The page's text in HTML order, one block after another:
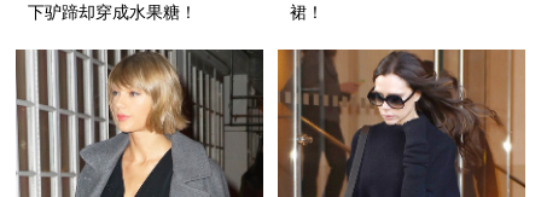
下驴蹄却穿成水果糖！
裙！